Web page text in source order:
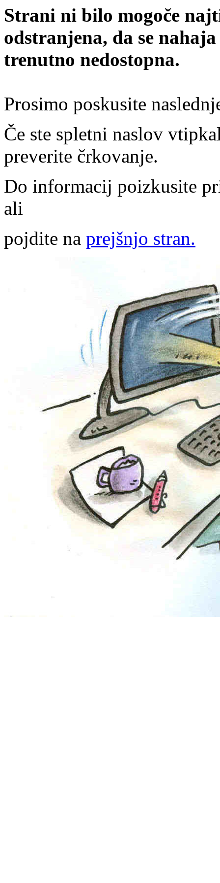
Strani ni bilo mogoče
odstranjena, da se
trenutno nedostopna.
Prosimo poskusite
Če ste spletni naslov
preverite črkovanje.
Do informacij poizkusite
ali
pojdite na prejšnjo stran.